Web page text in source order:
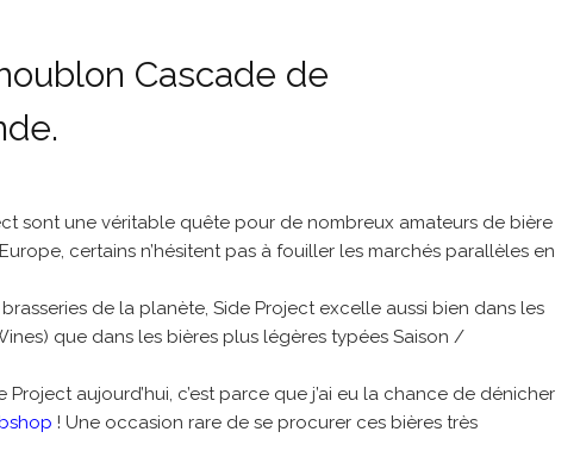
Cascade de
sont une véritable quête pour de nombreux amateurs de bière
certains n’hésitent pas à fouiller les marchés parallèles en
de la planète, Side Project excelle aussi bien dans les
que dans les bières plus légères typées Saison /
aujourd’hui, c’est parce que j’ai eu la chance de dénicher
! Une occasion rare de se procurer ces bières très